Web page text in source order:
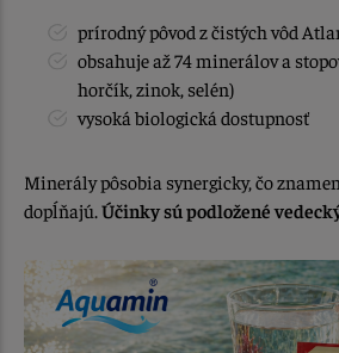
prírodný pôvod z čistých vôd
obsahuje až 74 minerálov a
horčík, zinok, selén)
vysoká biologická dostupnosť
Minerály pôsobia synergicky, čo
dopĺňajú.Účinky sú podložené